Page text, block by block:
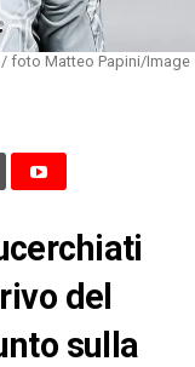
/ foto Matteo Papini/Image
del
sulla